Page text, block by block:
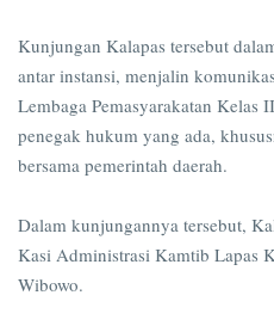
Kunjungan Kalapas tersebut
antar instansi, menjalin
Lembaga Pemasyarakatan Kelas
penegak hukum yang ada,
bersama pemerintah daerah.
Dalam kunjungannya tersebut,
Kasi Administrasi Kamtib Lapas
Wibowo.